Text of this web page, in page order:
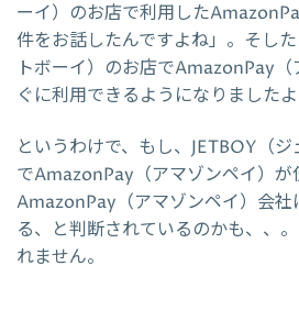
ーイ）のお店で利用した
件をお話したんですよね」。そし
トボーイ）のお店でAmazonPay
ぐに利用できるようになりましたよ
というわけで、もし、JETBOY（
でAmazonPay（アマゾンペイ）が
AmazonPay（アマゾンペイ）会社
る、と判断されているのかも、、
れません。